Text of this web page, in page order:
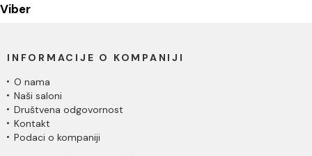
Viber
INFORMACIJE O KOMPANIJI
O nama
Naši saloni
Društvena odgovornost
Kontakt
Podaci o kompaniji